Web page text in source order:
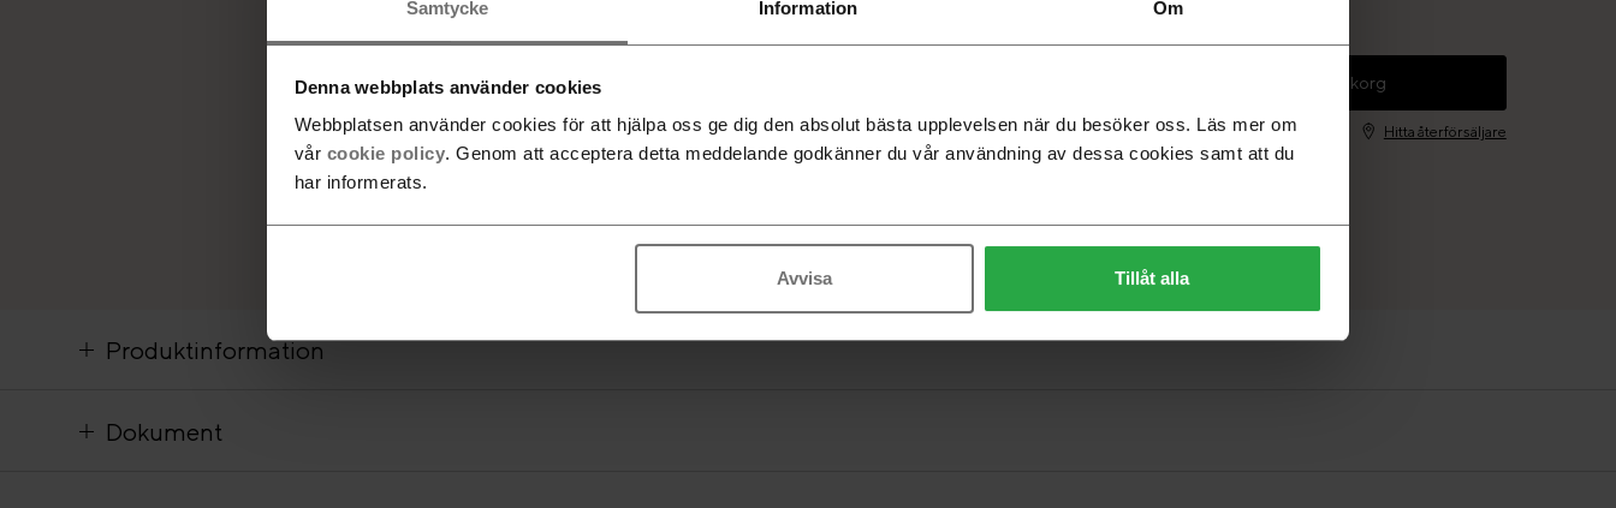
Samtycke Information Om
Denna webbplats använder cookies
Webbplatsen använder cookies för att hjälpa oss ge dig den absolut bästa upplevelsen när du besöker oss. Läs mer om
vår cookie policy. Genom att acceptera detta meddelande godkänner du vår användning av dessa cookies samt att du
har informerats.
Avvisa Tillåt alla
Beställningsvara. Leveranstid 6-8 veckor
Lägg i varukorg
Hitta återförsäljare
Produktinformation
Dokument